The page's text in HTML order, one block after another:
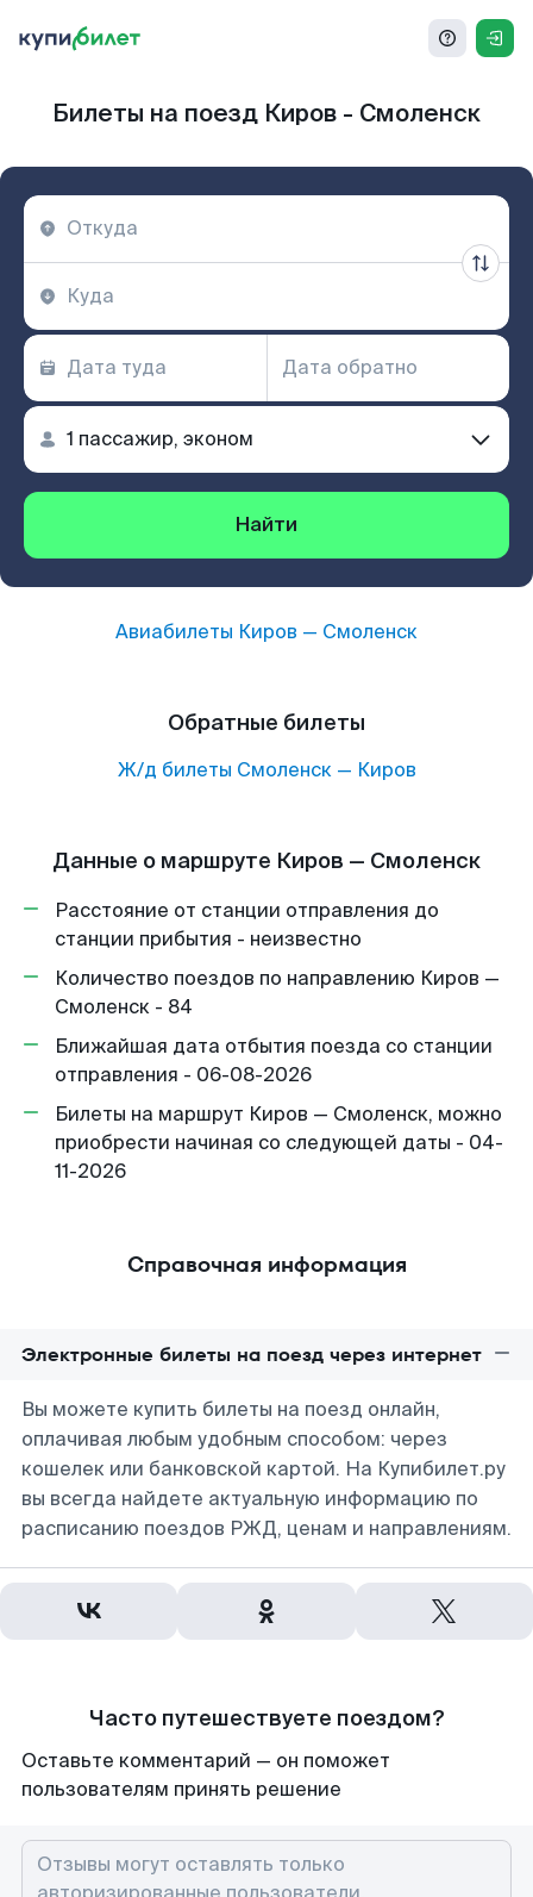
Билеты на поезд Киров - Смоленск
Найти
Авиабилеты Киров — Смоленск
Обратные билеты
Ж/д билеты Смоленск— Киров
Данные о маршруте Киров — Смоленск
Расстояние от станции отправления до
станции прибытия - неизвестно
Количество поездов по направлению Киров —
Смоленск - 84
Ближайшая дата отбытия поезда со станции
отправления - 06-08-2026
Билеты на маршрут Киров — Смоленск, можно
приобрести начиная со следующей даты - 04-
11-2026
Справочная информация
Электронные билеты на поезд через интернет
Вы можете купить билеты на поезд онлайн,
оплачивая любым удобным способом: через
кошелек или банковской картой. На Купибилет.ру
вы всегда найдете актуальную информацию по
расписанию поездов РЖД, ценам и направлениям.
Часто путешествуете поездом?
Оставьте комментарий — он поможет
пользователям принять решение